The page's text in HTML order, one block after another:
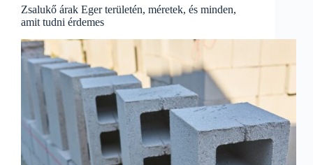
Zsalukő árak Eger területén, méretek, és minden,
amit tudni érdemes